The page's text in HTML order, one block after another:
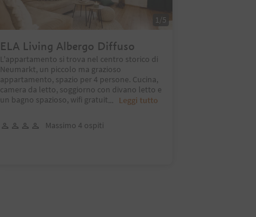
ELA Living Albergo Diffuso
L'appartamento si trova nel centro storico di
Neumarkt, un piccolo ma grazioso
appartamento, spazio per 4 persone. Cucina,
camera da letto, soggiorno con divano letto e
un bagno spazioso, wifi gratuit... Leggi tutto
Massimo 4 ospiti
1/5